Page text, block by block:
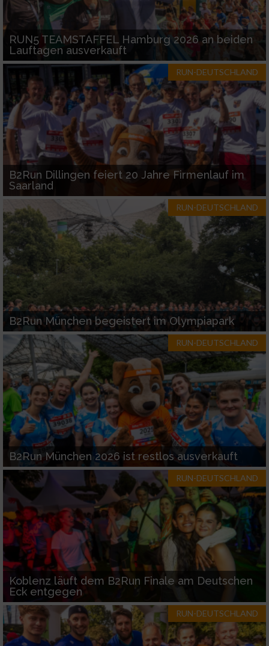
RUN5 TEAMSTAFFEL Hamburg 2026 an beiden
Lauftagen ausverkauft
RUN-DEUTSCHLAND
B2Run Dillingen feiert 20 Jahre Firmenlauf im
Saarland
RUN-DEUTSCHLAND
B2Run München begeistert im Olympiapark
RUN-DEUTSCHLAND
B2Run München 2026 ist restlos ausverkauft
RUN-DEUTSCHLAND
Koblenz läuft dem B2Run Finale am Deutschen
Eck entgegen
RUN-DEUTSCHLAND